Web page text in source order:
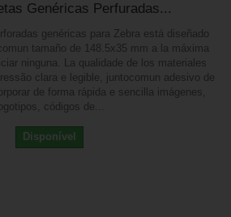
Genéricas Perfuradas...
genéricas para Zebra está diseñado
tamaño de 148.5x35 mm a la máxima
ninguna. La qualidade de los materiales
clara e legible, juntocomun adesivo de
de forma rápida e sencilla imágenes,
códigos de...
Disponível